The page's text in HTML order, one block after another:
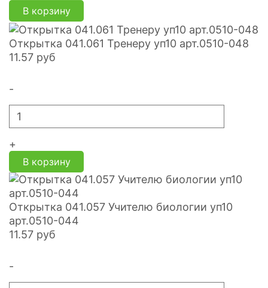
В корзину
Открытка 041.061 Тренеру уп10 арт.0510-048
11.57 руб
-
+
В корзину
Открытка 041.057 Учителю биологии уп10
арт.0510-044
11.57 руб
-